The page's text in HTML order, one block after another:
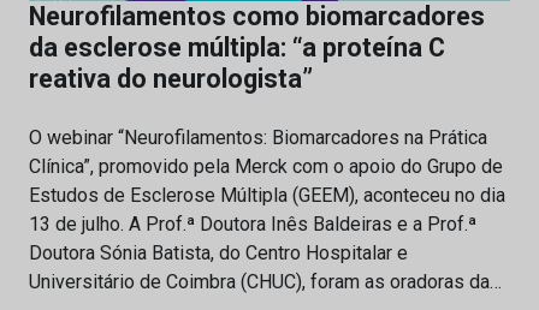
Neurofilamentos como biomarcadores
da esclerose múltipla: “a proteína C
reativa do neurologista”
O webinar “Neurofilamentos: Biomarcadores na Prática
Clínica”, promovido pela Merck com o apoio do Grupo de
Estudos de Esclerose Múltipla (GEEM), aconteceu no dia
13 de julho. A Prof.ª Doutora Inês Baldeiras e a Prof.ª
Doutora Sónia Batista, do Centro Hospitalar e
Universitário de Coimbra (CHUC), foram as oradoras da…